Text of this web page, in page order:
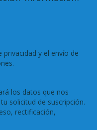
privacidad y el envío de
los datos que nos
solicitud de suscripción.
rectificación,